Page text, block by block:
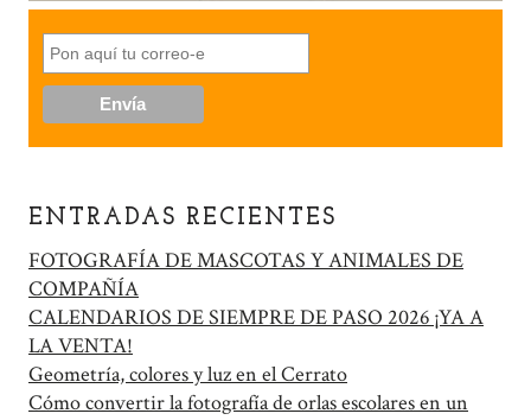
ENTRADAS RECIENTES
FOTOGRAFÍA DE MASCOTAS Y ANIMALES DE
COMPAÑÍA
CALENDARIOS DE SIEMPRE DE PASO 2026 ¡YA A
LA VENTA!
Geometría, colores y luz en el Cerrato
Cómo convertir la fotografía de orlas escolares en un